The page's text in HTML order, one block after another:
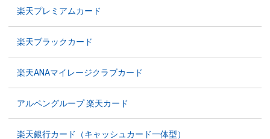
楽天プレミアムカード
楽天ブラックカード
楽天ANAマイレージクラブカード
アルペングループ 楽天カード
楽天銀行カード（キャッシュカード一体型）